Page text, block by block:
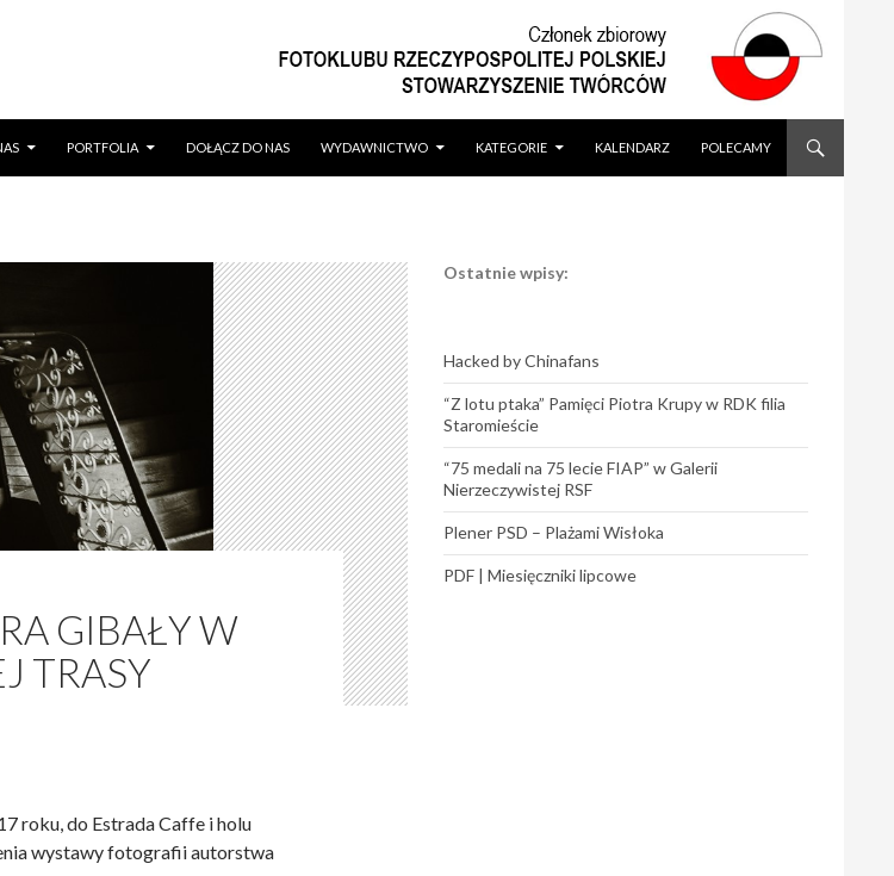
PORTFOLIA DOŁĄCZ DO NAS WYDAWNICTWO KATEGORIE KALENDARZ POLECAMY
GIBAŁY W
TRASY
roku, do Estrada Caffe i holu
wystawy fotografii autorstwa
Ostatnie wpisy:
Hacked by Chinafans
“Z lotu ptaka” Pamięci Piotra Krupy w RDK filia
Staromieście
“75 medali na 75 lecie FIAP” w Galerii
Nierzeczywistej RSF
Plener PSD – Plażami Wisłoka
PDF | Miesięczniki lipcowe